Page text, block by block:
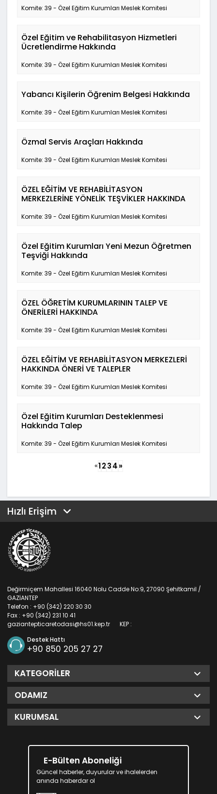
Komite: 39 - Özel Eğitim Kurumları Meslek Komitesi
Özel Eğitim ve Rehabilitasyon Hizmetleri
Ücretlendirme Hakkında
Komite: 39 - Özel Eğitim Kurumları Meslek Komitesi
Yabancı Kişilerin Öğrenim Belgesi Hakkında
Komite: 39 - Özel Eğitim Kurumları Meslek Komitesi
Özmal Servis Araçları Hakkında
Komite: 39 - Özel Eğitim Kurumları Meslek Komitesi
ÖZEL EĞİTİM VE REHABİLİTASYON
MERKEZLERİNE YÖNELİK TEŞVİKLER HAKKINDA
Komite: 39 - Özel Eğitim Kurumları Meslek Komitesi
Özel Eğitim Kurumları Yeni Mezun Öğretmen
Teşviği Hakkında
Komite: 39 - Özel Eğitim Kurumları Meslek Komitesi
ÖZEL ÖĞRETİM KURUMLARININ TALEP VE
ÖNERİLERİ HAKKINDA
Komite: 39 - Özel Eğitim Kurumları Meslek Komitesi
ÖZEL EĞİTİM VE REHABİLİTASYON MERKEZLERİ
HAKKINDA ÖNERİ VE TALEPLER
Komite: 39 - Özel Eğitim Kurumları Meslek Komitesi
Özel Eğitim Kurumları Desteklenmesi
Hakkında Talep
Komite: 39 - Özel Eğitim Kurumları Meslek Komitesi
«1234»
Hızlı Erişim
Değirmiçem Mahallesi 16040 Nolu Cadde No:9, 27090 Şehitkamil /
GAZİANTEP
Telefon : +90 (342) 220 30 30
Fax : +90 (342) 231 10 41
KEP :
gaziantepticaretodasi@hs01.kep.tr
Destek Hattı
+90 850 205 27 27
KATEGORILER
ODAMIZ
KURUMSAL
E-Bülten Aboneliği
Güncel haberler, duyurular ve ihalelerden
anında haberdar ol